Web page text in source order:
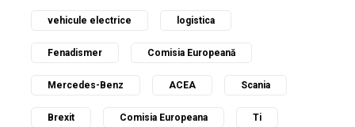
vehicule electrice logistica
Fenadismer Comisia Europeană
Mercedes-Benz ACEA Scania
Brexit Comisia Europeana Ti